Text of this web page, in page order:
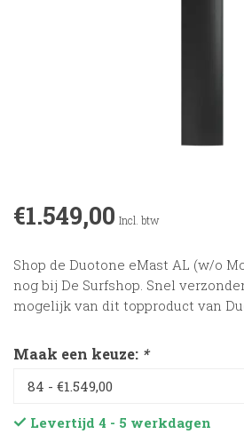
€1.549,00 Incl. btw
Shop de Duotone eMast AL (w/o
nog bij De Surfshop. Snel
mogelijk van dit topproduct van
Maak een keuze: *
Levertijd 4 - 5 werkdagen